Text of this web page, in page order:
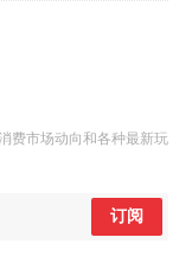
费市场动向和各种最新玩